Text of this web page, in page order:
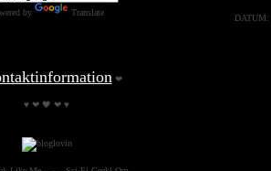
DATUM:
by Translate
❤
♥ ❤ 🖤 ❤ ♥